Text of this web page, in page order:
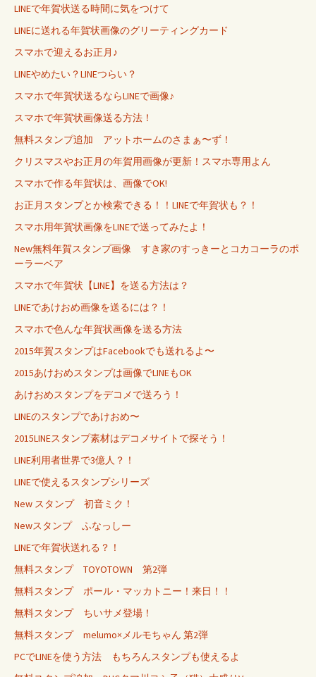
LINEで年賀状送る時間に気をつけて
LINEに送れる年賀状画像のグリーティングカード
スマホで迎えるお正月♪
LINEやめたい？LINEつらい？
スマホで年賀状送るならLINEで画像♪
スマホで年賀状画像送る方法！
無料スタンプ追加 アットホームのさまぁ〜ず！
クリスマスやお正月の年賀用画像が更新！スマホ専用よん
スマホで作る年賀状は、画像でOK!
お正月スタンプとか検索できる！！LINEで年賀状も？！
スマホ用年賀状画像をLINEで送ってみたよ！
New無料年賀スタンプ画像 すき家のすっきーとコカコーラのポ
ーラーベア
スマホで年賀状【LINE】を送る方法は？
LINEであけおめ画像を送るには？！
スマホで色んな年賀状画像を送る方法
2015年賀スタンプはFacebookでも送れるよ〜
2015あけおめスタンプは画像でLINEもOK
あけおめスタンプをデコメで送ろう！
LINEのスタンプであけおめ〜
2015LINEスタンプ素材はデコメサイトで探そう！
LINE利用者世界で3億人？！
LINEで使えるスタンプシリーズ
New スタンプ 初音ミク！
Newスタンプ ふなっしー
LINEで年賀状送れる？！
無料スタンプ TOYOTOWN 第2弾
無料スタンプ ポール・マッカトニー！来日！！
無料スタンプ ちいサメ登場！
無料スタンプ melumo×メルモちゃん 第2弾
PCでLINEを使う方法 もちろんスタンプも使えるよ